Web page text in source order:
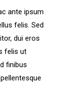
ante ipsum
felis. Sed
dui eros
felis ut
finibus